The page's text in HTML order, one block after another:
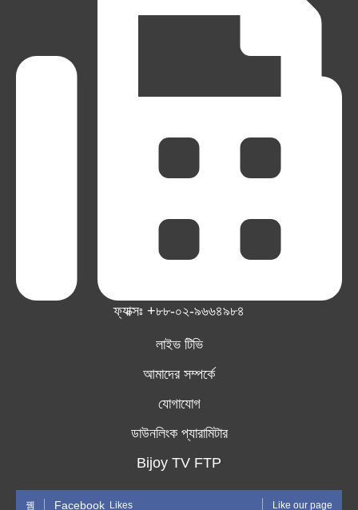
ফ্যাক্সঃ +৮৮-০২-৯৬৬৪৯৮৪
লাইভ টিভি
আমাদের সম্পর্কে
যোগাযোগ
ডাউনলিংক প্যারামিটার
Bijoy TV FTP
Facebook Likes Like our page